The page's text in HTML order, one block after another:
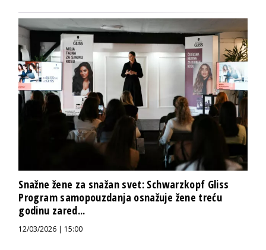
Snažne žene za snažan svet: Schwarzkopf Gliss
Program samopouzdanja osnažuje žene treću
godinu zared...
12/03/2026 | 15:00